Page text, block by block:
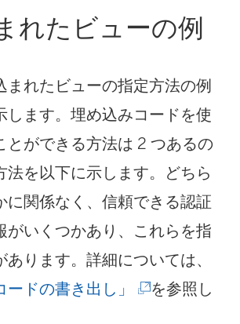
れたビューの例
まれたビューの指定方法の例
します。埋め込みコードを使
とができる方法は 2 つあるの
法を以下に示します。どちら
に関係なく、信頼できる認証
がいくつかあり、これらを指
あります。詳細については、
ードの書き出し」
(
を参照し